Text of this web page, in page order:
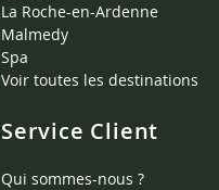
La Roche-en-Ardenne
Malmedy
Spa
Voir toutes les destinations
Service Client
Qui sommes-nous ?